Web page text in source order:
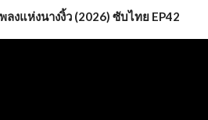
ลงแห่งนางงิ้ว (2026) ซับไทย EP42